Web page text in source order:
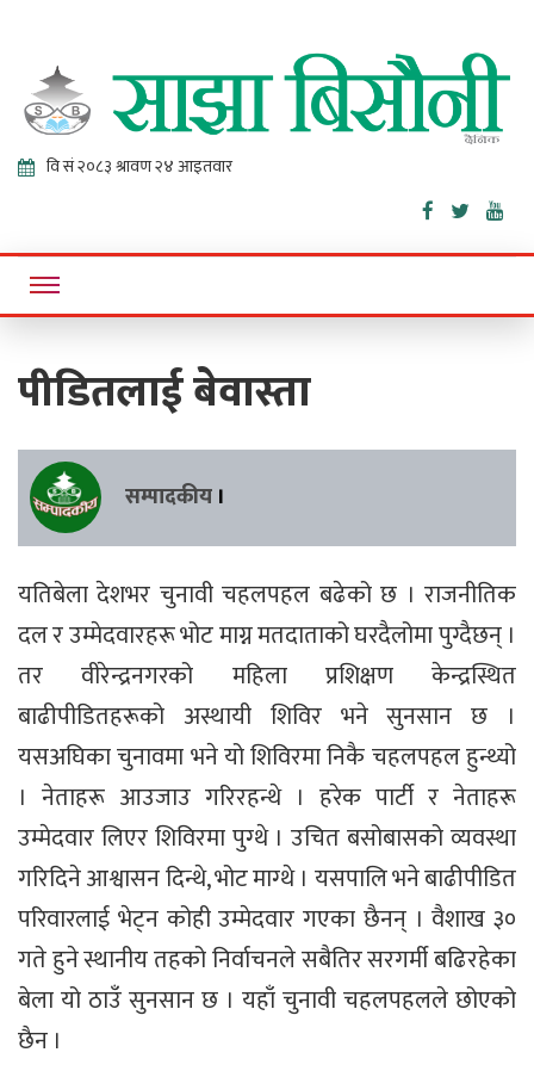
Sajha
Bisaunee
Online News Portal
पीडितलाई बेवास्ता
सम्पादकीय ।
यतिबेला देशभर चुनावी चहलपहल बढेको छ । राजनीतिक
दल र उम्मेदवारहरू भोट माग्न मतदाताको घरदैलोमा पुग्दैछन् ।
तर वीरेन्द्रनगरको महिला प्रशिक्षण केन्द्रस्थित
बाढीपीडितहरूको अस्थायी शिविर भने सुनसान छ ।
यसअघिका चुनावमा भने यो शिविरमा निकै चहलपहल हुन्थ्यो
। नेताहरू आउजाउ गरिरहन्थे । हरेक पार्टी र नेताहरू
उम्मेदवार लिएर शिविरमा पुग्थे । उचित बसोबासको व्यवस्था
गरिदिने आश्वासन दिन्थे, भोट माग्थे । यसपालि भने बाढीपीडित
परिवारलाई भेट्न कोही उम्मेदवार गएका छैनन् । वैशाख ३०
गते हुने स्थानीय तहको निर्वाचनले सबैतिर सरगर्मी बढिरहेका
बेला यो ठाउँ सुनसान छ । यहाँ चुनावी चहलपहलले छोएको
छैन ।